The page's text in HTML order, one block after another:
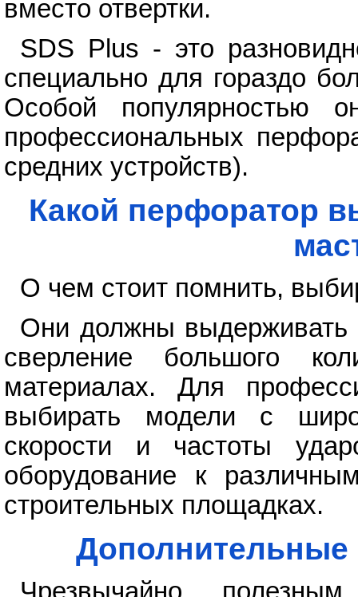
вместо отвертки.
SDS Plus - это
специально для гораздо
Особой популярностью
профессиональных
средних устройств).
Какой перфоратор
О чем стоит помнить,
Они должны выдерживать
сверление большого
материалах. Для
выбирать модели с
скорости и частоты
оборудование к
строительных площадках.